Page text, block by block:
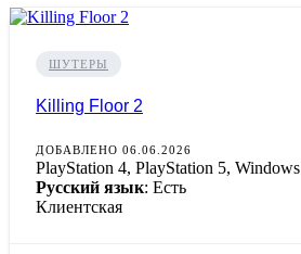
ШУТЕРЫ
Killing Floor 2
ДОБАВЛЕНО 06.06.2026
PlayStation 4, PlayStation 5, Windows
Русский язык: Есть
Клиентская